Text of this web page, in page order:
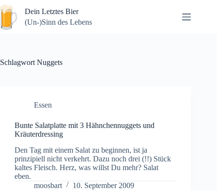
Zum
Inhalt
springen
Dein Letztes Bier
(Un-)Sinn des Lebens
Schlagwort Nuggets
Essen
Bunte Salatplatte mit 3 Hähnchennuggets und
Kräuterdressing
Den Tag mit einem Salat zu beginnen, ist ja
prinzipiell nicht verkehrt. Dazu noch drei (!!) Stück
kaltes Fleisch. Herz, was willst Du mehr? Salat
eben.
moosbart
10. September 2009